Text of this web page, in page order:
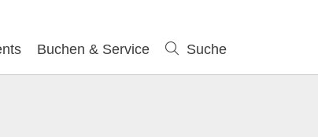
Buchen & Service Suche